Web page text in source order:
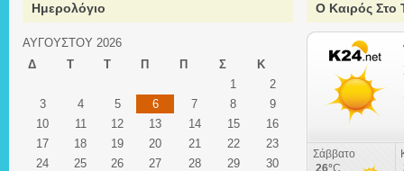
Ημερολόγιο
ΑΥΓΟΎΣΤΟΥ 2026
Δ
Τ Τ Π Π Σ Κ
1
2
3
4 5 6 7 8
9
10
11 12 13 14 15
16
17
18 19 20 21 22
23
24
25 26 27 28 29
30
Ο Καιρός Στο